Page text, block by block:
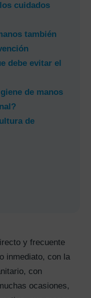
cuidados
también
debe evitar el
de manos
de
y frecuente
inmediato, con la
con
ocasiones,